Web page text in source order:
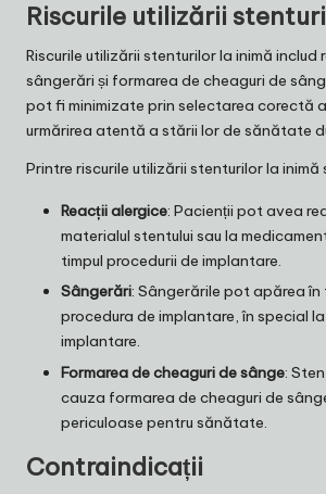
Riscurile utilizării
Riscurile utilizării stenturilor la inimă includ
sângerări și formarea de cheaguri de
pot fi minimizate prin selectarea corectă
urmărirea atentă a stării lor de sănătate
Printre riscurile utilizării stenturilor la inimă
Reacții alergice: Pacienții pot avea
materialul stentului sau la
timpul procedurii de implantare.
Sângerări: Sângerările pot apărea în
procedura de implantare, în special
implantare.
Formarea de cheaguri de sânge:
cauza formarea de cheaguri de
periculoase pentru sănătate.
Contraindicații